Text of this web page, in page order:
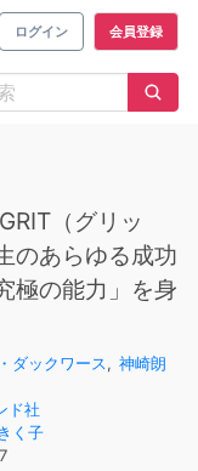
ログイン 会員登録
（グリッ
のあらゆる成功
極の能力」を身
ダックワース, 神崎朗
ド社
く子